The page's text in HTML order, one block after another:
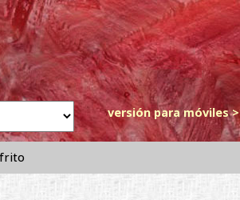
versión para móviles >
frito